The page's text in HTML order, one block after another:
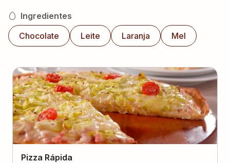
Ingredientes
Chocolate
Leite Laranja Mel
Pizza Rápida